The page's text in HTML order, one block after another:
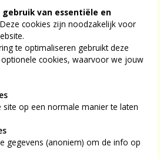
nieuws: we zijn er nog! U die dit
wij hebben de winter nog eens
kunnen we weer vertellen
Wat hebben we meer nodig? Dit
beleven, het losbarsten van de
de bomen. Natuurlijk, het loopt
en gemakkelijk. Het kraakt en
herhaal: we zijn er nog! Wat er
van essentiële en
Deze cookies zijn noodzakelijk voor
te optimaliseren gebruikt deze
cookies, waarvoor we jouw
site op een normale manier te laten
gegevens (anoniem) om de info op